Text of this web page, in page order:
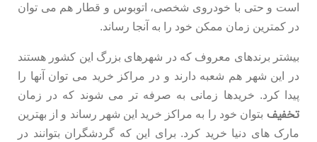
است و حتی با خودروی شخصی، اتوبوس و قطار هم می توان
در کمترین زمان ممکن خود را به آنجا رساند.
بیشتر برندهای معروف که در شهرهای بزرگ این کشور هستند
در این شهر هم شعبه دارند و در مراکز خرید می توان آنها را
پیدا کرد. خریدها زمانی به صرفه تر می شوند که در زمان
تخفیف بتوان خود را به مراکز خرید این شهر رساند و از بهترین
مارک های دنیا خرید کرد. برای این که گردشگران بتوانند در